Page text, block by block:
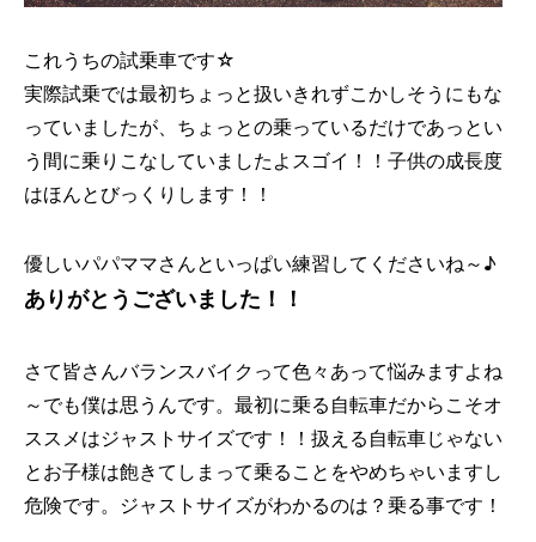
これうちの試乗車です☆
実際試乗では最初ちょっと扱いきれずこかしそうにもな
っていましたが、ちょっとの乗っているだけであっとい
う間に乗りこなしていましたよスゴイ！！子供の成長度
はほんとびっくりします！！
優しいパパママさんといっぱい練習してくださいね～♪
ありがとうございました！！
さて皆さんバランスバイクって色々あって悩みますよね
～でも僕は思うんです。最初に乗る自転車だからこそオ
ススメはジャストサイズです！！扱える自転車じゃない
とお子様は飽きてしまって乗ることをやめちゃいますし
危険です。ジャストサイズがわかるのは？乗る事です！